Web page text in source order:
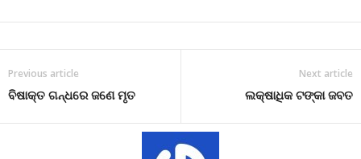
Previous article
ବିଷାକ୍ତ ଗନ୍ଧରେ ଜଣେ ମୃତ
Next article
ଲକ୍ଷାଧିକ ଟଙ୍କା ଜବତ